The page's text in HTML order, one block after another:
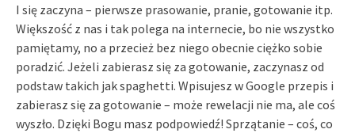
I się zaczyna – pierwsze prasowanie, pranie, gotowanie itp.
Większość z nas i tak polega na internecie, bo nie wszystko
pamiętamy, no a przecież bez niego obecnie ciężko sobie
poradzić. Jeżeli zabierasz się za gotowanie, zaczynasz od
podstaw takich jak spaghetti. Wpisujesz w Google przepis i
zabierasz się za gotowanie – może rewelacji nie ma, ale coś
wyszło. Dzięki Bogu masz podpowiedź! Sprzątanie – coś, co